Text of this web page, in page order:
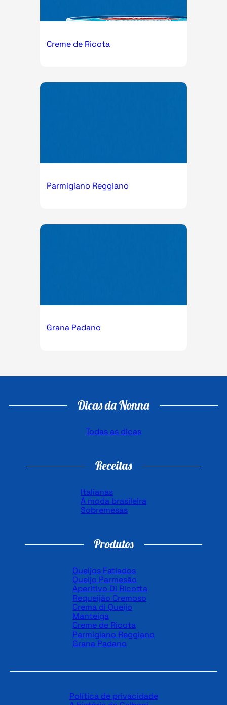
Creme de Ricota
Parmigiano Reggiano
Grana Padano
Dicas da Nonna
Todas as dicas
Receitas
Italianas
À moda brasileira
Sobremesas
Produtos
Queijos Fatiados
Queijo Parmesão
Aperitivo Di Ricotta
Requeijão Cremoso
Crema di Queijo
Manteiga
Creme de Ricota
Parmigiano Reggiano
Grana Padano
Política de privacidade